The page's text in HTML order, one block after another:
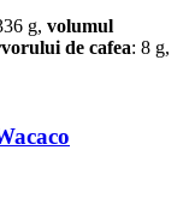
g, volumul
de cafea: 8 g,